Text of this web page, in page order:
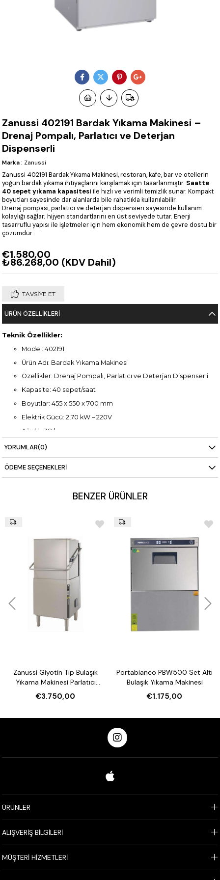
Zanussi 402191 Bardak Yıkama Makinesi –
Drenaj Pompalı, Parlatıcı ve Deterjan
Dispenserli
Marka : Zanussi
Zanussi 402191 Bardak Yıkama Makinesi, restoran, kafe, bar ve otellerin
yoğun bardak yıkama ihtiyaçlarını karşılamak için tasarlanmıştır. Saatte
40 sepet yıkama kapasitesi ile hızlı ve verimli temizlik sunar. Kompakt
boyutları sayesinde dar alanlarda bile rahatlıkla kullanılabilir.
Drenaj pompası, parlatıcı ve deterjan dispenseri sayesinde kullanım
kolaylığı sağlar; hijyen standartlarını en üst seviyede tutar. Enerji
tasarruflu yapısı ile işletmeler için hem ekonomik hem de çevre dostu bir
çözümdür.
€1.580,00
₺86.268,00 (KDV Dahil)
TAVSIYE ET
ÜRÜN ÖZELLIKLERI
Teknik Özellikler:
Model: 402191
Ürün Adı: Bardak Yıkama Makinesi
Özellikler: Drenaj Pompalı, Parlatıcı ve Deterjan Dispenserli
Kapasite: 40 sepet/saat
Boyutlar: 455 x 550 x 700 mm
Elektrik Gücü: 2,70 kW – 220V
Ağırlık: 38 kg
YORUMLAR(0)
ÖDEME SEÇENEKLERI
BENZER ÜRÜNLER
Zanussi Giyotin Tip Bulaşık
Yıkama Makinesi Parlatıcı
Pompalı
€3.750,00
Portabianco PBW500 Set Altı
Bulaşık Yıkama Makinesi
€1.175,00
ÜRÜNLER
ALIŞVERİŞ BİLGİLERİ
MÜŞTERİ HİZMETLERİ